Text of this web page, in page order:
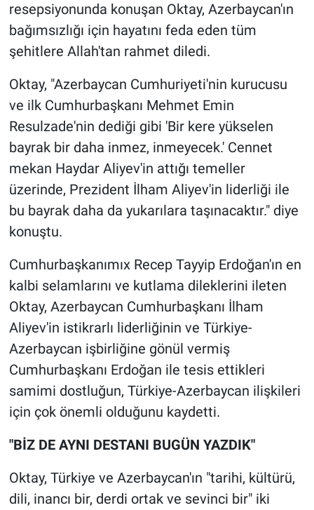
resepsiyonunda konuşan Oktay, Azerbaycan'ın
bağımsızlığı için hayatını feda eden tüm
şehitlere Allah'tan rahmet diledi.
Oktay, "Azerbaycan Cumhuriyeti'nin kurucusu
ve ilk Cumhurbaşkanı Mehmet Emin
Resulzade'nin dediği gibi 'Bir kere yükselen
bayrak bir daha inmez, inmeyecek.' Cennet
mekan Haydar Aliyev'in attığı temeller
üzerinde, Prezident İlham Aliyev'in liderliği ile
bu bayrak daha da yukarılara taşınacaktır." diye
konuştu.
Cumhurbaşkanımıx Recep Tayyip Erdoğan'ın en
kalbi selamlarını ve kutlama dileklerini ileten
Oktay, Azerbaycan Cumhurbaşkanı İlham
Aliyev'in istikrarlı liderliğinin ve Türkiye-
Azerbaycan işbirliğine gönül vermiş
Cumhurbaşkanı Erdoğan ile tesis ettikleri
samimi dostluğun, Türkiye-Azerbaycan ilişkileri
için çok önemli olduğunu kaydetti.
"BİZ DE AYNI DESTANI BUGÜN YAZDIK"
Oktay, Türkiye ve Azerbaycan'ın "tarihi, kültürü,
dili, inancı bir, derdi ortak ve sevinci bir" iki